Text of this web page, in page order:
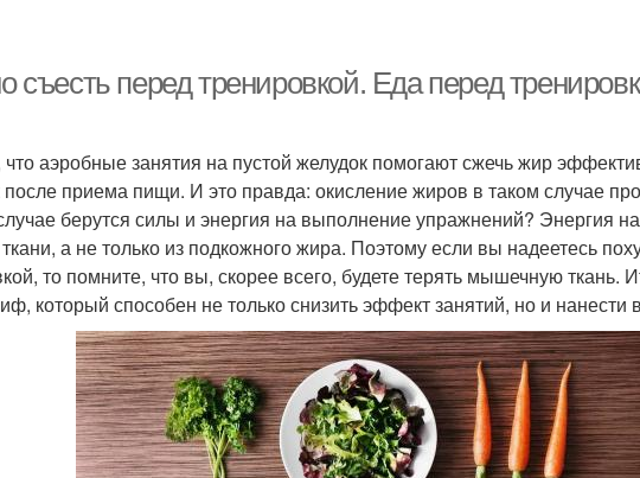
съесть перед тренировкой. Еда перед
аэробные занятия на пустой желудок помогают сжечь жир
после приема пищи. И это правда: окисление жиров в таком случае
берутся силы и энергия на выполнение упражнений? Энергия
а не только из подкожного жира. Поэтому если вы надеетесь
то помните, что вы, скорее всего, будете терять мышечную ткань.
который способен не только снизить эффект занятий, но и нанести